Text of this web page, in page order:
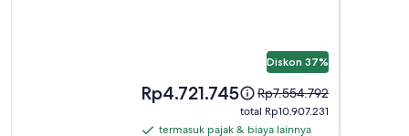
Diskon 37%
Harga
Rp4.721.745
Rp4.721.745
Harga
sebelumnya
Rp7.554.792,
Rp7.554.792
total
Rp10.907.231
total Rp10.907.231
termasuk pajak & biaya lainnya